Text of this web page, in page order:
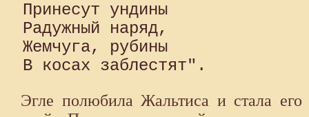
Принесут ундины
Радужный наряд,
Жемчуга, рубины
Эгле полюбила Жальтиса и стала его